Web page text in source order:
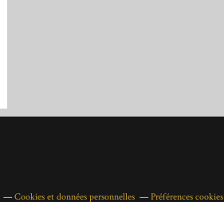
Cookies et données personnelles Préférences cookies